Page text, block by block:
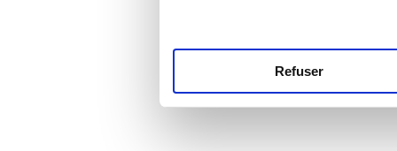
Refuser